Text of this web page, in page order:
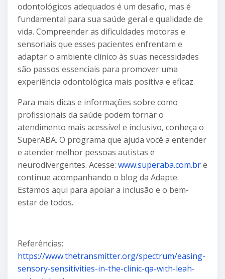
odontológicos adequados é um desafio, mas é
fundamental para sua saúde geral e qualidade de
vida. Compreender as dificuldades motoras e
sensoriais que esses pacientes enfrentam e
adaptar o ambiente clínico às suas necessidades
são passos essenciais para promover uma
experiência odontológica mais positiva e eficaz.
Para mais dicas e informações sobre como
profissionais da saúde podem tornar o
atendimento mais acessível e inclusivo, conheça o
SuperABA. O programa que ajuda você a entender
e atender melhor pessoas autistas e
neurodivergentes. Acesse: www.superaba.com.bre
continue acompanhando o blog da Adapte.
Estamos aqui para apoiar a inclusão e o bem-
estar de todos.
Referências:
https://www.thetransmitter.org/spectrum/easing-
sensory-sensitivities-in-the-clinic-qa-with-leah-